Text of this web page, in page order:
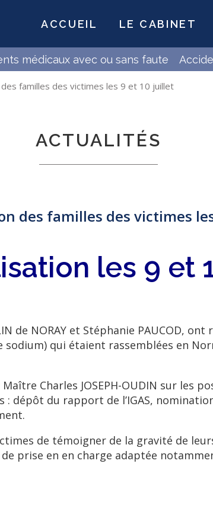
ACCUEIL LE CABINET
médicaux avec ou sans faute
familles des victimes les 9 et 10 juillet
ACTUALITÉS
des familles des victimes
les 9 et
de NORAY et Stéphanie PAUCOD,
qui étaient rassemblées en
Charles JOSEPH-OUDIN sur les
dépôt du rapport de l’IGAS,
de témoigner de la gravité de
prise en en charge adaptée